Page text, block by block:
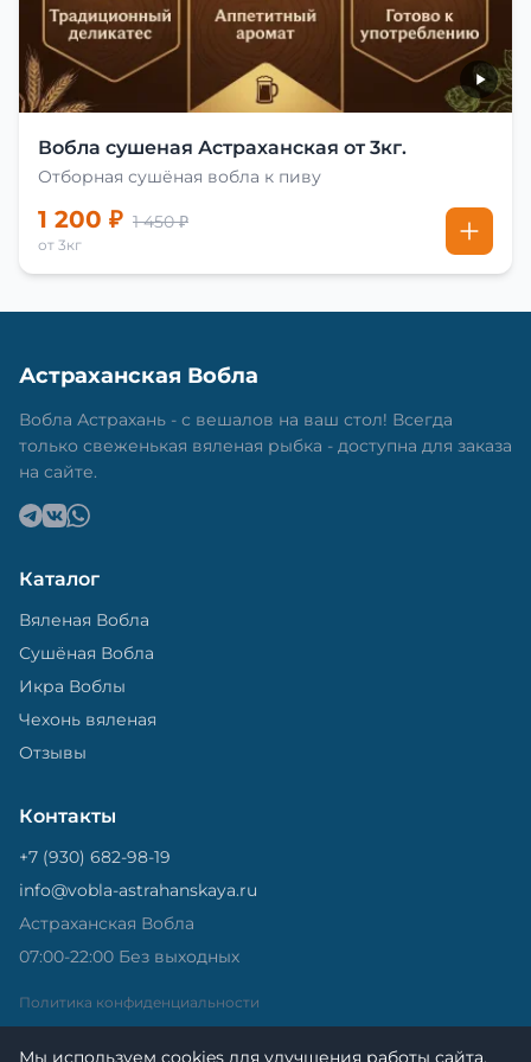
Вобла сушеная Астраханская от 3кг.
Отборная сушёная вобла к пиву
1 200 ₽ 1 450 ₽
от 3кг
Астраханская Вобла
Вобла Астрахань - с вешалов на ваш стол! Всегда
только свеженькая вяленая рыбка - доступна для заказа
на сайте.
Каталог
Вяленая Вобла
Сушёная Вобла
Икра Воблы
Чехонь вяленая
Отзывы
Контакты
+7 (930) 682-98-19
info@vobla-astrahanskaya.ru
Астраханская Вобла
07:00-22:00 Без выходных
Политика конфиденциальности
Мы используем cookies для улучшения работы сайта.